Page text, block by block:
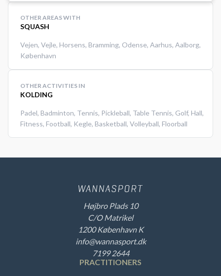
med indendørssko, så der ikke
laver mærker i gulvet. Medbring
selv ketcher og bolde. #Squash-
esbjerg #lej-squashbane-esbjerg
#spil-squash-i-esbjerg #squash-
OTHER AREAS WITH
SQUASH
Vejen, Vejle, Horsens, Bramming, Odense, Aarhus, Aalborg,
København
OTHER ACTIVITIES IN
KOLDING
Padel, Badminton, Tennis, Pickleball, Table Tennis, Golf, Hall,
Fitness, Football, Kegle, Basketball, Volleyball, Floorball
Højbro Plads 10
C/O Matrikel
1200 København K
info@wannasport.dk
7199 2644
PRACTITIONERS